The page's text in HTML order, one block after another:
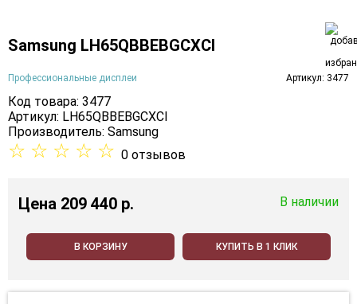
Samsung LH65QBBEBGCXCI
Профессиональные дисплеи Артикул: 3477
Код товара: 3477
Артикул: LH65QBBEBGCXCI
Производитель: Samsung
☆ ☆ ☆ ☆ ☆ 0 отзывов
Цена 209 440 p. В наличии
В КОРЗИНУ КУПИТЬ В 1 КЛИК